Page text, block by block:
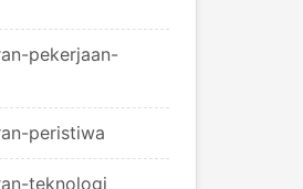
pekerjaan-
peristiwa
teknologi